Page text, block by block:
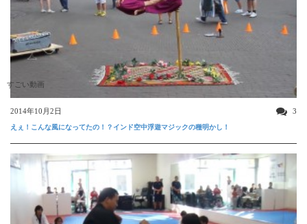
すごい動画
2014年10月2日 3
えぇ！こんな風になってたの！？インド空中浮遊マジックの種明かし！